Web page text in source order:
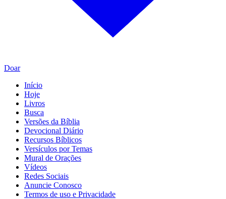
Doar
Início
Hoje
Livros
Busca
Versões da Bíblia
Devocional Diário
Recursos Bíblicos
Versículos por Temas
Mural de Orações
Vídeos
Redes Sociais
Anuncie Conosco
Termos de uso e Privacidade